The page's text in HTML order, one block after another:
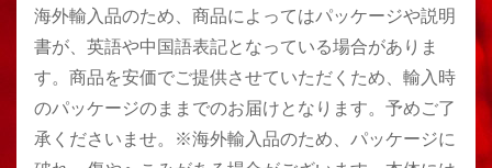
海外輸入品のため、商品によってはパッケージや説明
書が、英語や中国語表記となっている場合がありま
す。商品を安価でご提供させていただくため、輸入時
のパッケージのままでのお届けとなります。予めご了
承くださいませ。※海外輸入品のため、パッケージに